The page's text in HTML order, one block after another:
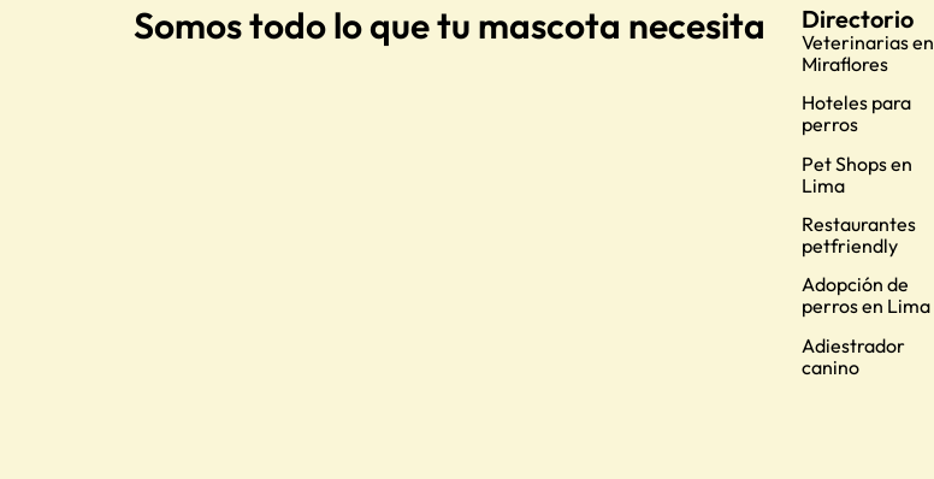
Somos todo lo que tu mascota necesita Directorio
Veterinarias en
Miraflores
Hoteles para
perros
Pet Shops en
Lima
Restaurantes
petfriendly
Adopción de
perros en Lima
Adiestrador
canino